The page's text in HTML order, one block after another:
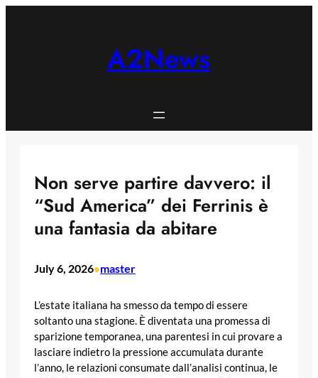
A2News
Non serve partire davvero: il
“Sud America” dei Ferrinis è
una fantasia da abitare
July 6, 2026•master
L’estate italiana ha smesso da tempo di essere
soltanto una stagione. È diventata una promessa di
sparizione temporanea, una parentesi in cui provare a
lasciare indietro la pressione accumulata durante
l’anno, le relazioni consumate dall’analisi continua, le